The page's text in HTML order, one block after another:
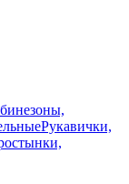
Рукавички,